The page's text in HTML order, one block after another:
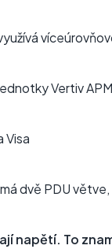
Vertiv APM
Visa
dvě PDU
napětí. To